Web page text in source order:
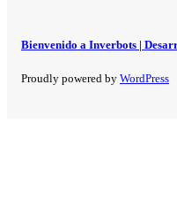
Bienvenido a Inverbots |
Proudly powered by WordPress